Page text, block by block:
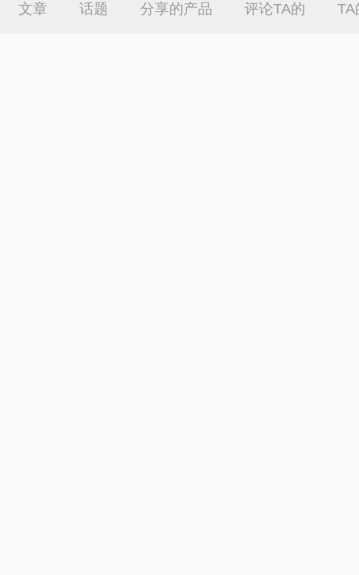
文章 话题 分享的产品 评论TA的 TA